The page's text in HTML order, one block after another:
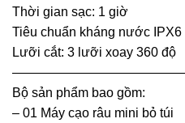
Thời gian sạc: 1 giờ
Tiêu chuẩn kháng nước IPX6
Lưỡi cắt: 3 lưỡi xoay 360 độ
Bộ sản phẩm bao gồm:
– 01 Máy cạo râu mini bỏ túi